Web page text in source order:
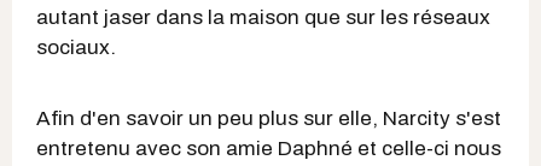
autant jaser dans la maison que sur les réseaux
sociaux.
Afin d'en savoir un peu plus sur elle, Narcity s'est
entretenu avec son amie Daphné et celle-ci nous